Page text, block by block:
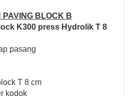
PAVING BLOCK B
K300 press Hydrolik T 8
pasang
T 8 cm
kodok